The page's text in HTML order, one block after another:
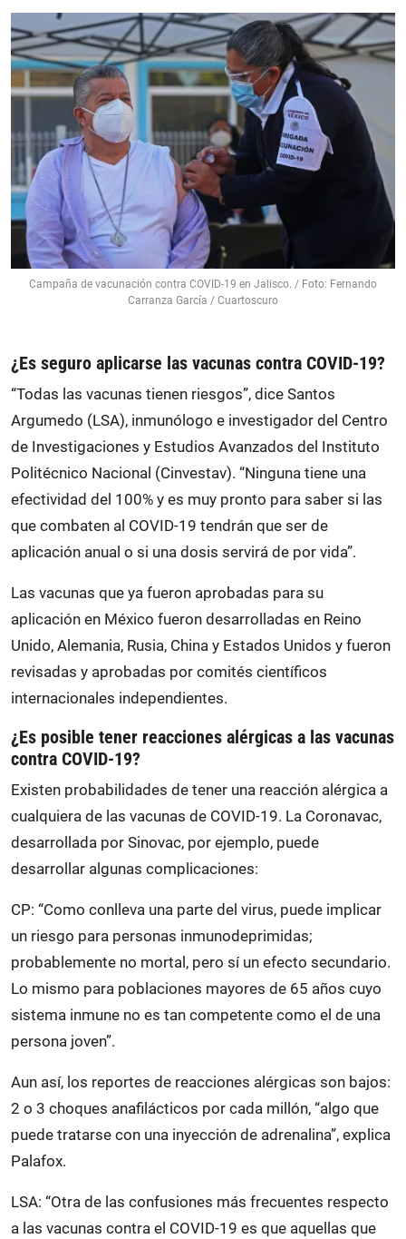
Campaña de vacunación contra COVID-19 en Jalisco. / Foto: Fernando
Carranza García / Cuartoscuro
¿Es seguro aplicarse las vacunas contra COVID-19?
“Todas las vacunas tienen riesgos”, dice Santos
Argumedo (LSA), inmunólogo e investigador del Centro
de Investigaciones y Estudios Avanzados del Instituto
Politécnico Nacional (Cinvestav). “Ninguna tiene una
efectividad del 100% y es muy pronto para saber si las
que combaten al COVID-19 tendrán que ser de
aplicación anual o si una dosis servirá de por vida”.
Las vacunas que ya fueron aprobadas para su
aplicación en México fueron desarrolladas en Reino
Unido, Alemania, Rusia, China y Estados Unidos y fueron
revisadas y aprobadas por comités científicos
internacionales independientes.
¿Es posible tener reacciones alérgicas a las vacunas
contra COVID-19?
Existen probabilidades de tener una reacción alérgica a
cualquiera de las vacunas de COVID-19. La Coronavac,
desarrollada por Sinovac, por ejemplo, puede
desarrollar algunas complicaciones:
CP: “Como conlleva una parte del virus, puede implicar
un riesgo para personas inmunodeprimidas;
probablemente no mortal, pero sí un efecto secundario.
Lo mismo para poblaciones mayores de 65 años cuyo
sistema inmune no es tan competente como el de una
persona joven”.
Aun así, los reportes de reacciones alérgicas son bajos:
2 o 3 choques anafilácticos por cada millón, “algo que
puede tratarse con una inyección de adrenalina”, explica
Palafox.
LSA: “Otra de las confusiones más frecuentes respecto
a las vacunas contra el COVID-19 es que aquellas que